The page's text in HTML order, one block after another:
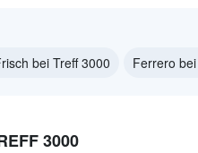
bei Treff 3000 Ferrero
3000